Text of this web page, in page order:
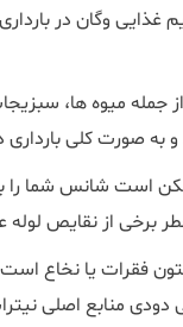
وگان در
جمله میوه ها،
صورت کلی بارداری
ممکن است شانس
برخی از نقایص لوله
یا نخاع است،
منابع اصلی